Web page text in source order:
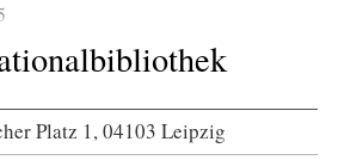
Platz 1, 04103 Leipzig